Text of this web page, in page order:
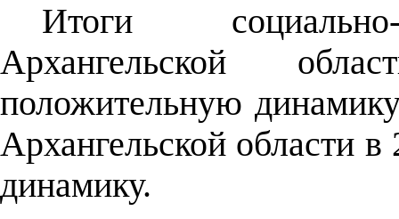
Итоги социально-
Архангельской
положительную
Архангельской области
динамику.